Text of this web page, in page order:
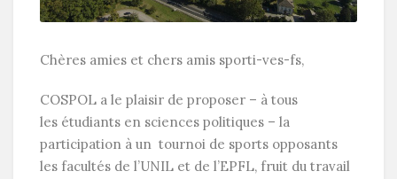
Chères amies et chers amis sporti-ves-fs,
COSPOL a le plaisir de proposer – à tous
les étudiants en sciences politiques – la
participation à un tournoi de sports opposants
les facultés de l’UNIL et de l’EPFL, fruit du travail